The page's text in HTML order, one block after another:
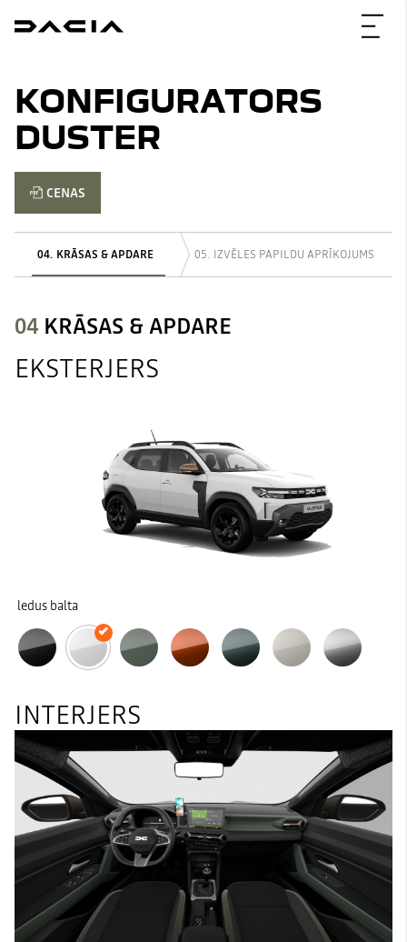
KONFIGURATORS
DUSTER
CENAS
KRĀSAS & APDARE IZVĒLES PAPILDU APRĪKOJUMS
04 KRĀSAS & APDARE
EKSTERJERS
ledus balta
INTERJERS